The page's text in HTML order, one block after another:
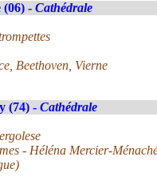
(06) - Cathédrale
Beethoven, Vierne
(74) - Cathédrale
- Héléna Mercier-